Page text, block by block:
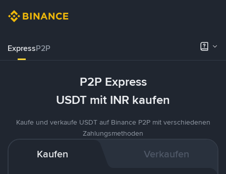
ExpressP2P
P2P Express
USDT mit INR kaufen
Kaufe und verkaufe USDT auf Binance P2P mit verschiedenen
Zahlungsmethoden
Kaufen Verkaufen